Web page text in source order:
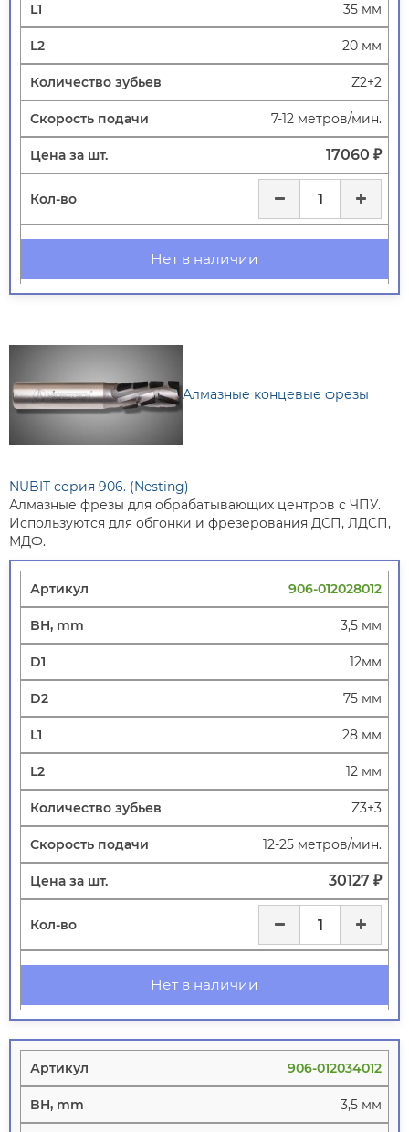
35 мм
20 мм
Z2+2
7-12 метров/мин.
17060 ₽
Нет в наличии
Алмазные концевые фрезы
NUBIT серия 906. (Nesting)
Алмазные фрезы для обрабатывающих центров с ЧПУ.
Используются для обгонки и фрезерования ДСП, ЛДСП,
МДФ.
906-012028012
3,5 мм
12мм
75 мм
28 мм
12 мм
Z3+3
12-25 метров/мин.
30127 ₽
Нет в наличии
906-012034012
3,5 мм